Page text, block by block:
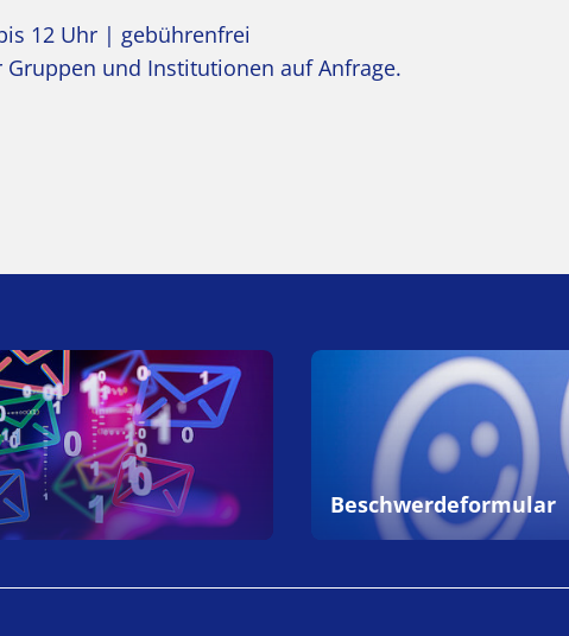
12 Uhr | gebührenfrei
und Institutionen auf Anfrage.
Beschwerdeformular